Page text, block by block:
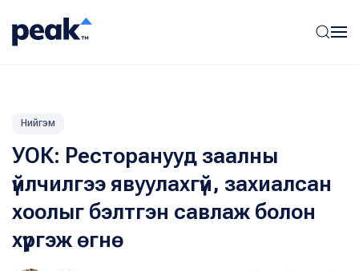
Нийгэм
УОК: Ресторанууд заалны
үйлчилгээ явуулахгүй, захиалсан
хоолыг бэлтгэн савлаж болон
хүргэж өгнө